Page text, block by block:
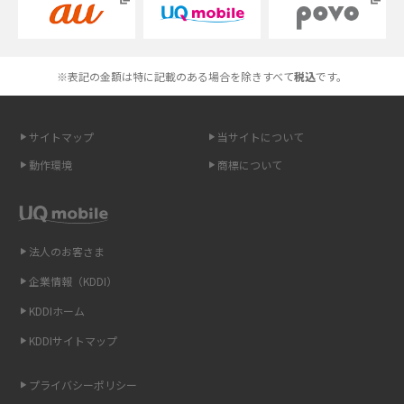
Androidスマホとは？特徴やメリット・デメリット、おススメ機種を紹介
高校生にスマホ制限は必要？所持率やメリット・デメリットを詳しく紹介
トを解説
スマホや携帯端末の通信速度制限とは？回避のコツや解除のタイミング・
LINEの通知がこない時の原因と対処法9選！設定の確認手順も解説
※表記の金額は特に記載のある場合を除きすべて税込です。
サイトマップ
当サイトについて
動作環境
商標について
法人のお客さま
企業情報（KDDI）
KDDIホーム
KDDIサイトマップ
プライバシーポリシー